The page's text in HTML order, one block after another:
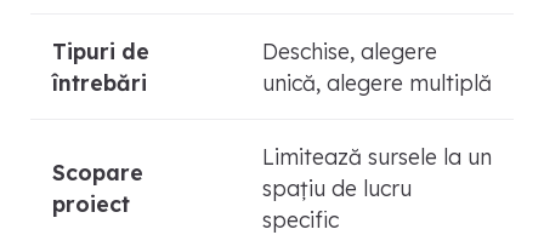
Tipuri de
întrebări
Deschise, alegere
unică, alegere multiplă
Scopare
proiect
Limitează sursele la un
spațiu de lucru
specific